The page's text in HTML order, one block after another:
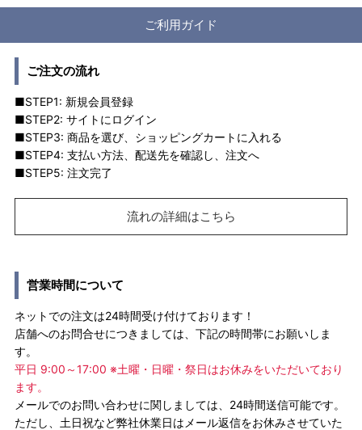
ご利用ガイド
ご注文の流れ
■STEP1: 新規会員登録
■STEP2: サイトにログイン
■STEP3: 商品を選び、ショッピングカートに入れる
■STEP4: 支払い方法、配送先を確認し、注文へ
■STEP5: 注文完了
流れの詳細はこちら
営業時間について
ネットでの注文は24時間受け付けております！
店舗へのお問合せにつきましては、下記の時間帯にお願いしま
す。
平日 9:00～17:00 ※土曜・日曜・祭日はお休みをいただいており
ます。
メールでのお問い合わせに関しましては、24時間送信可能です。
ただし、土日祝など弊社休業日はメール返信をお休みさせていた